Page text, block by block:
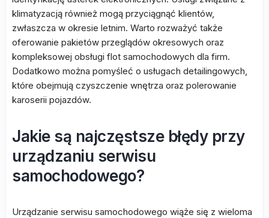
klimatyzacją również mogą przyciągnąć klientów,
zwłaszcza w okresie letnim. Warto rozważyć także
oferowanie pakietów przeglądów okresowych oraz
kompleksowej obsługi flot samochodowych dla firm.
Dodatkowo można pomyśleć o usługach detailingowych,
które obejmują czyszczenie wnętrza oraz polerowanie
karoserii pojazdów.
Jakie są najczęstsze błędy przy
urządzaniu serwisu
samochodowego?
Urządzanie serwisu samochodowego wiąże się z wieloma